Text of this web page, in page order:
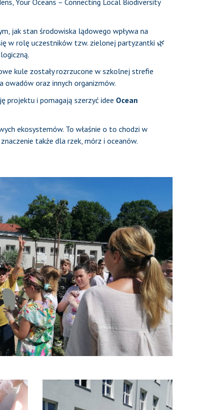
Your Oceans – Connecting Local Biodiversity
jak stan środowiska lądowego wpływa na
w rolę uczestników tzw. zielonej partyzantki 🌿
kule zostały rozrzucone w szkolnej strefie
owadów oraz innych organizmów.
projektu i pomagają szerzyć idee Ocean
ekosystemów. To właśnie o to chodzi w
także dla rzek, mórz i oceanów.